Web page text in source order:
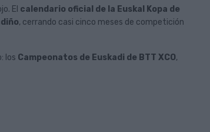
dos ruedas, sin
tiempo libre y muchas
Enduro 2027
Ya es oficial. La
(RFEC) ha aprobado
El calendario oficial de la Euskal Kopa de
, cerrando casi cinco meses de competición
los Campeonatos de Euskadi de BTT XCO,